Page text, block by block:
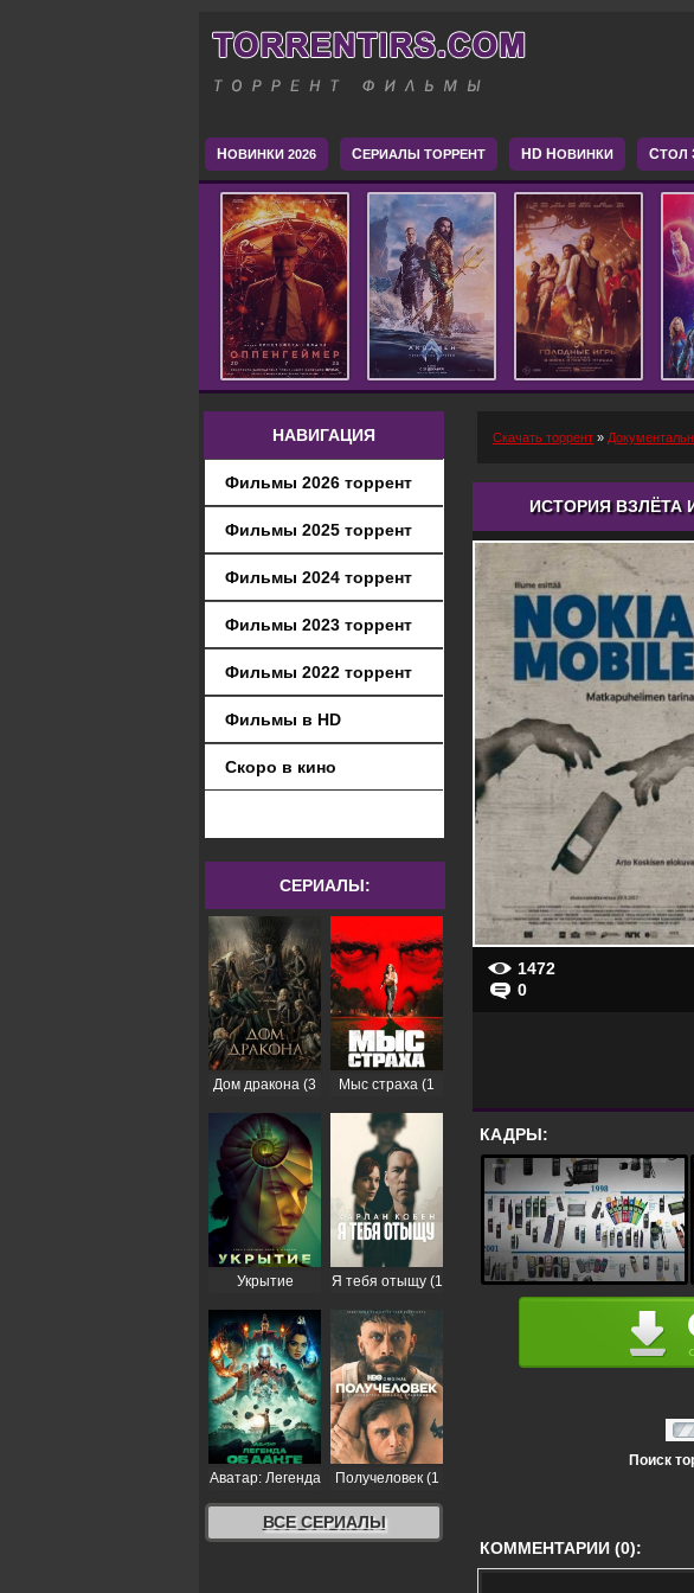
НОВИНКИ 2026 СЕРИАЛЫ ТОРРЕНТ HD НОВИНКИ СТОЛ
НАВИГАЦИЯ
Фильмы 2026 торрент
Фильмы 2025 торрент
Фильмы 2024 торрент
Фильмы 2023 торрент
Фильмы 2022 торрент
Фильмы в HD
Скоро в кино
СЕРИАЛЫ:
Дом дракона (3
Мыс страха (1
Укрытие
сезон)
Я тебя отыщу (1
Аватар: Легенда
об Аанге (2
сезон)
Получеловек (1
сезон)
ВСЕ СЕРИАЛЫ
Скачать торрент »
ИСТОРИЯ ВЗЛЁТА
1472
0
КАДРЫ:
Поиск
КОММЕНТАРИИ (0):